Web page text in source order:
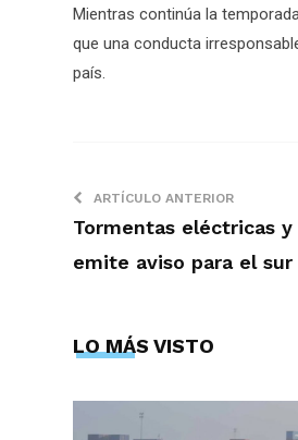
Mientras continúa la
que una conducta
país.
ARTÍCULO ANTERIOR
Tormentas eléctricas
emite aviso para el sur
LO MÁS VISTO